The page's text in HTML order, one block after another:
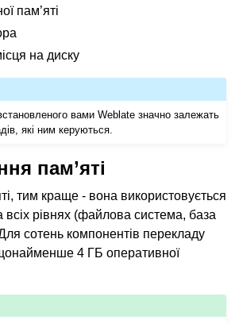
пам’яті
на диску
вами Weblate значно залежать
які ним керуються.
пам’яті
тим краще - вона використовується
рівнях (файлова система, база
сотень компонентів перекладу
4 ГБ оперативної